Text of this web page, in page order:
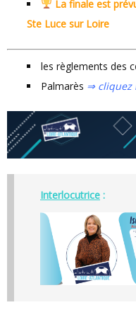
La finale est
Ste Luce sur Loire
les règlements des
Palmarès ⇒ cliquez
Interlocutrice :